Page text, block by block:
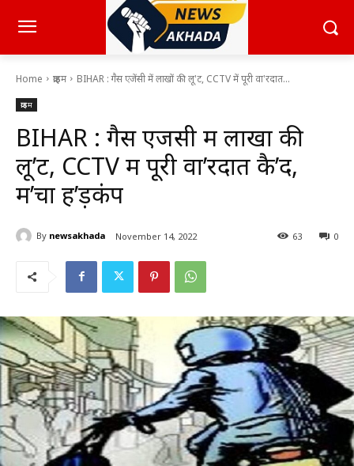
Home क्राइम BIHAR : गैस एजेंसी में लाखों की लू'ट, CCTV में पूरी वा'रदात...
क्राइम
BIHAR : गैस एजेंसी में लाखों की
लू’ट, CCTV में पूरी वा’रदात कै’द,
म’चा ह’ड़कंप
By newsakhada November 14, 2022 0
63